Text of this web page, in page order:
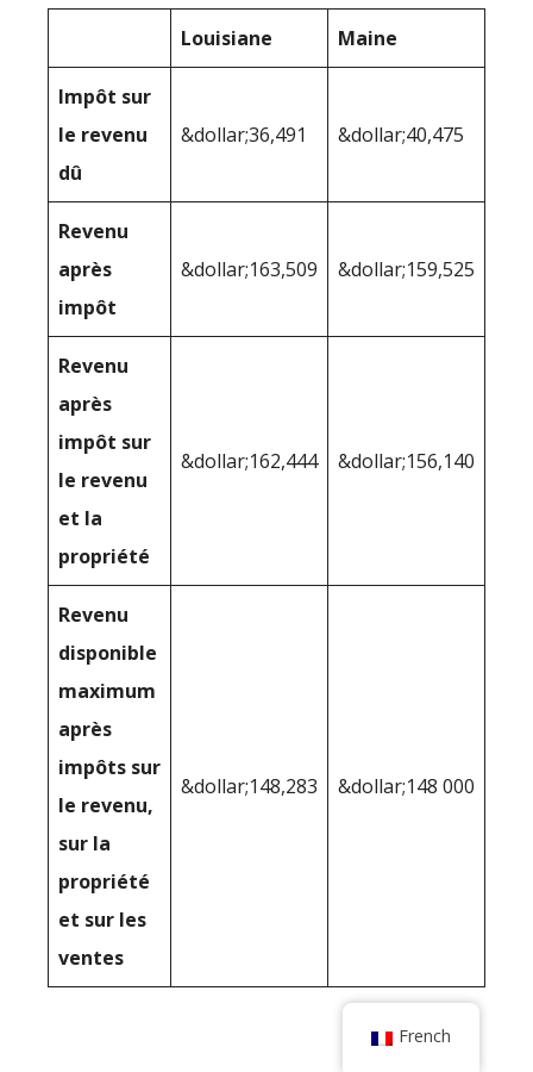
Louisiane Maine
Impôt sur
le revenu
dû
&dollar;36,491 &dollar;40,475
Revenu
après
impôt
&dollar;163,509 &dollar;159,525
Revenu
après
impôt sur
le revenu
et la
propriété
&dollar;162,444 &dollar;156,140
Revenu
disponible
maximum
après
impôts sur
le revenu,
sur la
propriété
et sur les
ventes
&dollar;148,283 &dollar;148 000
French